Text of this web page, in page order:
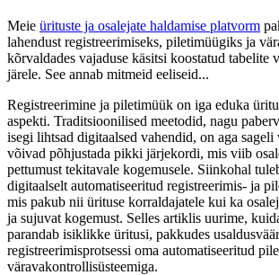
Meie ürituste ja osalejate haldamise platvorm
lahendust registreerimiseks, piletimüügiks ja
kõrvaldades vajaduse käsitsi koostatud tabelite
järele. See annab mitmeid eeliseid...
Registreerimine ja piletimüük on iga eduka
aspekti. Traditsioonilised meetodid, nagu
isegi lihtsad digitaalsed vahendid, on aga sageli
võivad põhjustada pikki järjekordi, mis viib
pettumust tekitavale kogemusele. Siinkohal
digitaalselt automatiseeritud registreerimis- ja
mis pakub nii ürituse korraldajatele kui ka
ja sujuvat kogemust. Selles artiklis uurime,
parandab isiklikke üritusi, pakkudes
registreerimisprotsessi oma automatiseeritud
väravakontrollisüsteemiga.